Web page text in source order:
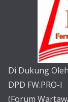
Di Dukung
DPD FW.PRO-I
(Forum